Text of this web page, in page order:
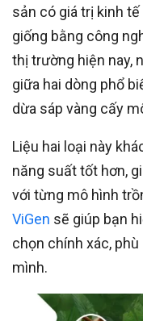
sản có giá trị kinh
giống bằng công
thị trường hiện nay,
giữa hai dòng phổ
dừa sáp vàng cấy
Liệu hai loại này
năng suất tốt hơn,
với từng mô hình
ViGen sẽ giúp bạn
chọn chính xác,
mình.